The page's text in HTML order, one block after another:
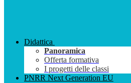
Didattica
Panoramica
Offerta formativa
I progetti delle classi
PNRR Next Generation EU